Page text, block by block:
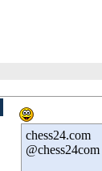
chess24.com
‏@chess24com